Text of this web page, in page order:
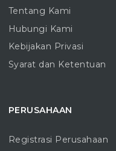
Tentang Kami
Hubungi Kami
Kebijakan Privasi
Syarat dan Ketentuan
PERUSAHAAN
Registrasi Perusahaan